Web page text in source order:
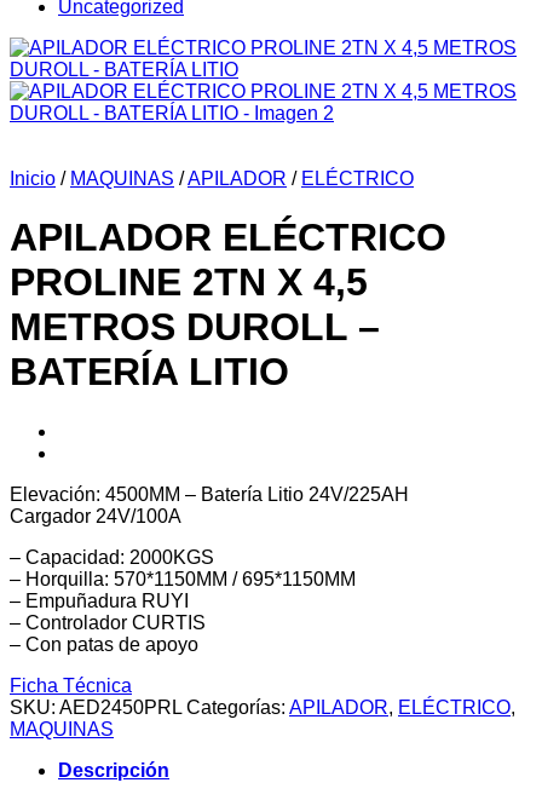
Uncategorized
Inicio / MAQUINAS /APILADOR / ELÉCTRICO
APILADOR ELÉCTRICO
PROLINE 2TN X 4,5
METROS DUROLL –
BATERÍA LITIO
Elevación: 4500MM – Batería Litio 24V/225AH
Cargador 24V/100A
– Capacidad: 2000KGS
– Horquilla: 570*1150MM / 695*1150MM
– Empuñadura RUYI
– Controlador CURTIS
– Con patas de apoyo
Ficha Técnica
SKU: AED2450PRL Categorías: APILADOR, ELÉCTRICO,
MAQUINAS
Descripción